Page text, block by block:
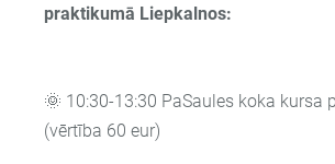
praktikumā Liepkalnos:
🌞 10:30-13:30 PaSaules koka kursa
(vērtība 60 eur)